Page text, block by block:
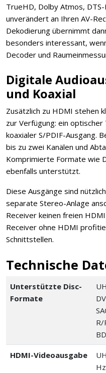
TrueHD, Dolby Atmos,
unverändert an Ihren AV-
Dekodierung übernimmt
besonders interessant,
Decoder und
Digitale
und Koaxial
Zusätzlich zu HDMI stehen
zur Verfügung: ein optischer
koaxialer S/PDIF-Ausgang.
bis zu zwei Kanälen und
Komprimierte Formate wie
ebenfalls unterstützt.
Diese Ausgänge sind
separate Stereo-Anlage
Receiver keinen freien
Receiver ohne HDMI
Schnittstellen.
Technische
Unterstützte Disc-
Formate
R/
HDMI-Videoausgabe